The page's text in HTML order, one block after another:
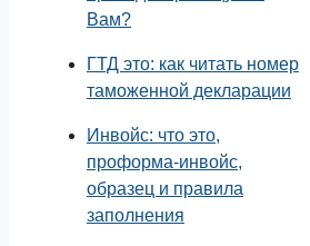
Вам?
ГТД это: как читать номер
таможенной декларации
Инвойс: что это,
проформа-инвойс,
образец и правила
заполнения